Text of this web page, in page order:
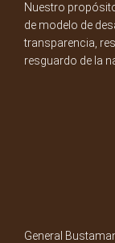
Nuestro
de modelo de
transparencia,
resguardo de la
General